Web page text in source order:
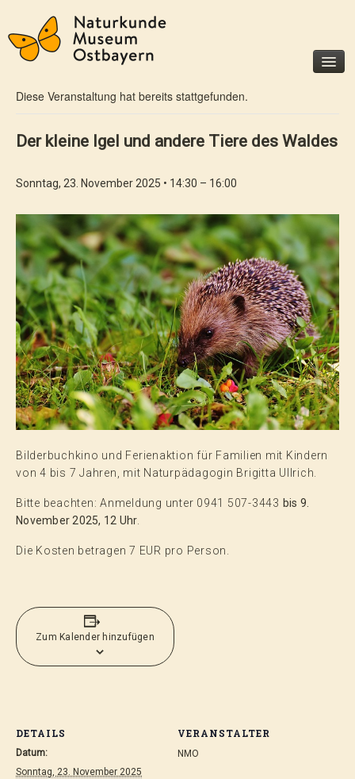
Besucherinfo
Förderer und Partner
Ausstellungen
Dauerausstellungen
Sonderausstellungen
Veranstaltungen
Für Kinder
Vorträge, Musik & Literatur
« Alle Veranstaltungen
Diese Veranstaltung hat bereits stattgefunden.
Der kleine Igel und andere Tiere des Waldes
Sonntag, 23. November 2025 • 14:30 – 16:00
Bilderbuchkino und Ferienaktion für Familien mit Kindern
von 4 bis 7 Jahren, mit Naturpädagogin Brigitta Ullrich.
Bitte beachten: Anmeldung unter 0941 507-3443 bis 9.
November 2025, 12 Uhr.
Die Kosten betragen 7 EUR pro Person.
Zum Kalender hinzufügen
DETAILS
Datum:
Sonntag, 23. November 2025
VERANSTALTER
NMO